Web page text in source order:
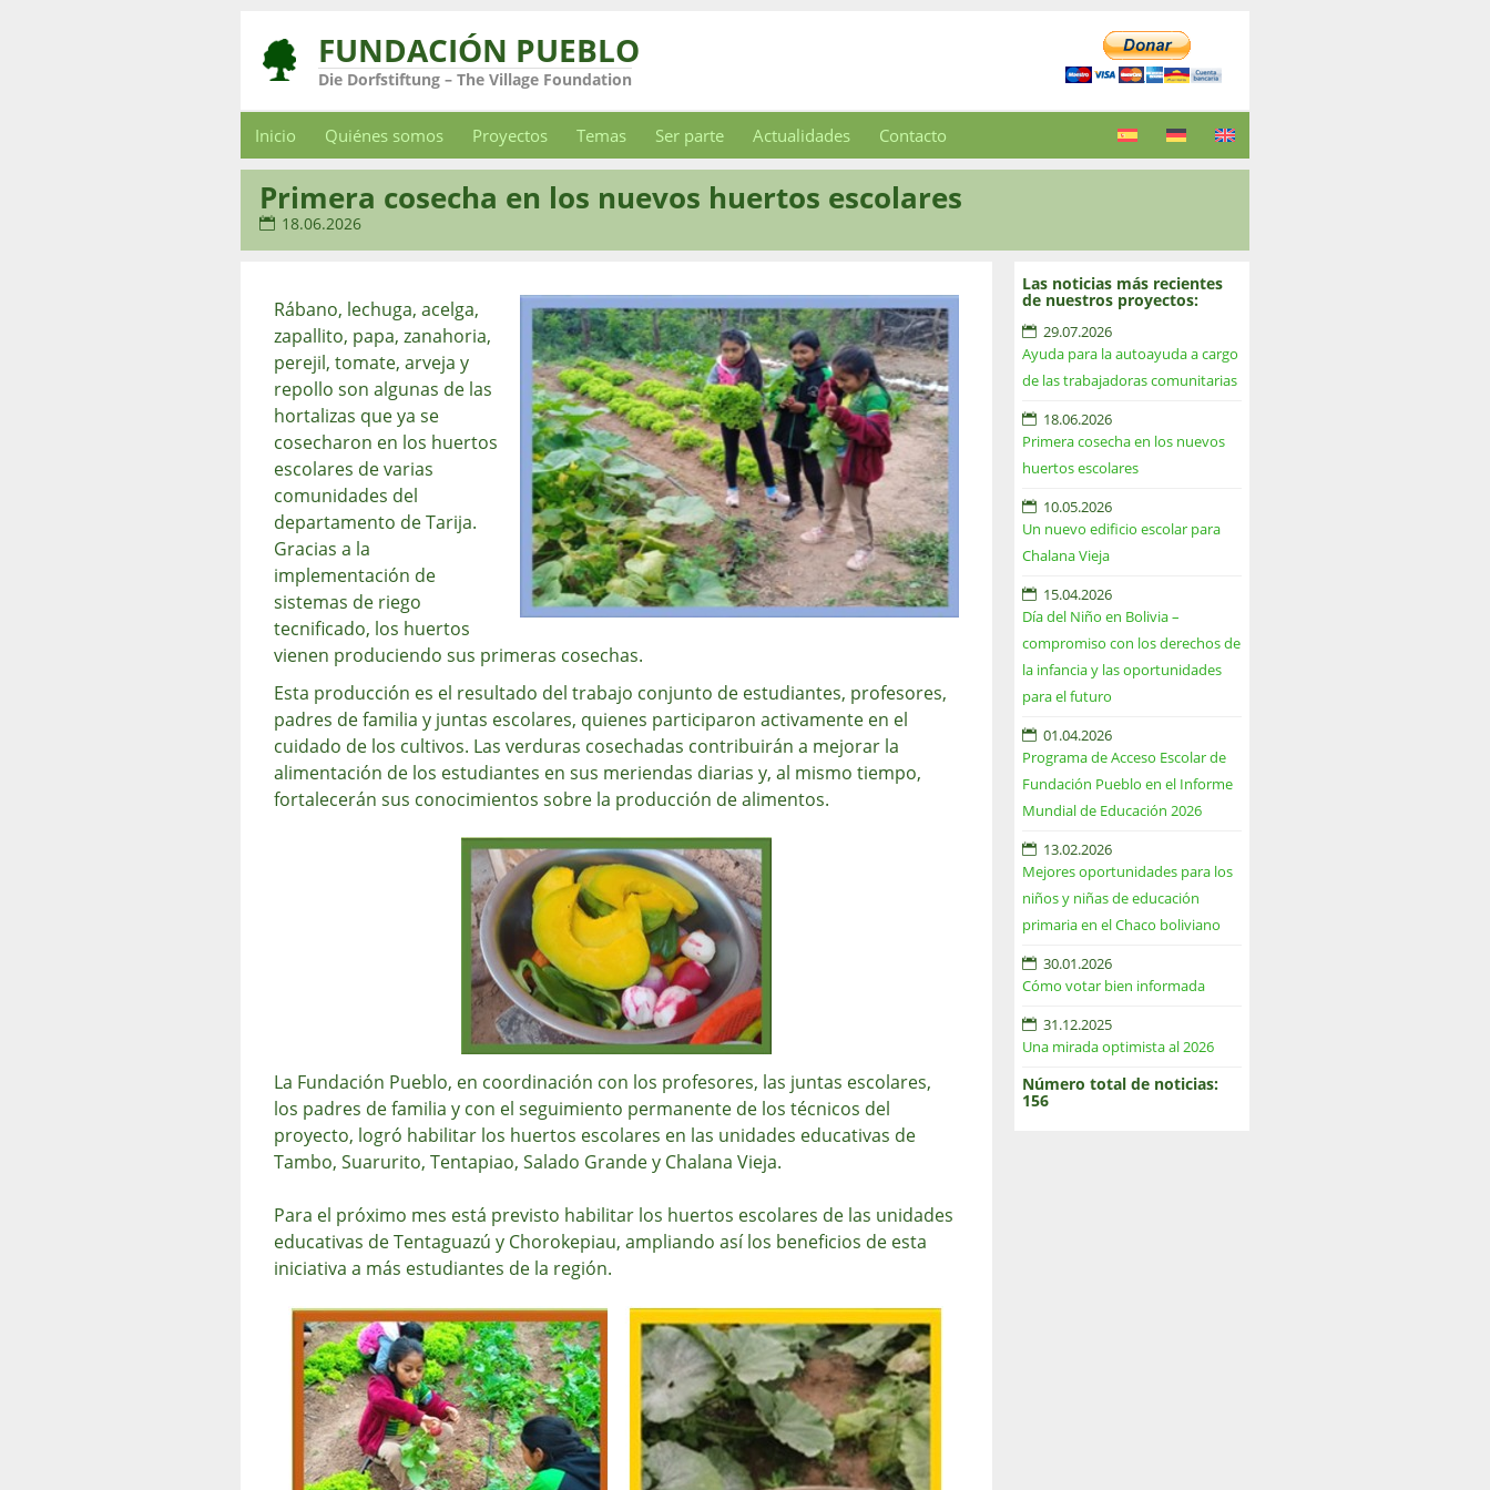
FUNDACIÓN PUEBLO
Die Dorfstiftung – The Village Foundation
Inicio Quiénes somos Proyectos Temas Ser parte Actualidades Contacto
Primera cosecha en los nuevos huertos escolares
18.06.2026
Rábano, lechuga, acelga,
zapallito, papa, zanahoria,
perejil, tomate, arveja y
repollo son algunas de las
hortalizas que ya se
cosecharon en los huertos
escolares de varias
comunidades del
departamento de Tarija.
Gracias a la
implementación de
sistemas de riego
tecnificado, los huertos
vienen produciendo sus primeras cosechas.
Esta producción es el resultado del trabajo conjunto de estudiantes, profesores,
padres de familia y juntas escolares, quienes participaron activamente en el
cuidado de los cultivos. Las verduras cosechadas contribuirán a mejorar la
alimentación de los estudiantes en sus meriendas diarias y, al mismo tiempo,
fortalecerán sus conocimientos sobre la producción de alimentos.
La Fundación Pueblo, en coordinación con los profesores, las juntas escolares,
los padres de familia y con el seguimiento permanente de los técnicos del
proyecto, logró habilitar los huertos escolares en las unidades educativas de
Tambo, Suarurito, Tentapiao, Salado Grande y Chalana Vieja.
Para el próximo mes está previsto habilitar los huertos escolares de las unidades
educativas de Tentaguazú y Chorokepiau, ampliando así los beneficios de esta
iniciativa a más estudiantes de la región.
Las noticias más recientes
de nuestros proyectos:
29.07.2026
Ayuda para la autoayuda a cargo
de las trabajadoras comunitarias
18.06.2026
Primera cosecha en los nuevos
huertos escolares
10.05.2026
Un nuevo edificio escolar para
Chalana Vieja
15.04.2026
Día del Niño en Bolivia –
compromiso con los derechos de
la infancia y las oportunidades
para el futuro
01.04.2026
Programa de Acceso Escolar de
Fundación Pueblo en el Informe
Mundial de Educación 2026
13.02.2026
Mejores oportunidades para los
niños y niñas de educación
primaria en el Chaco boliviano
30.01.2026
Cómo votar bien informada
31.12.2025
Una mirada optimista al 2026
Número total de noticias:
156